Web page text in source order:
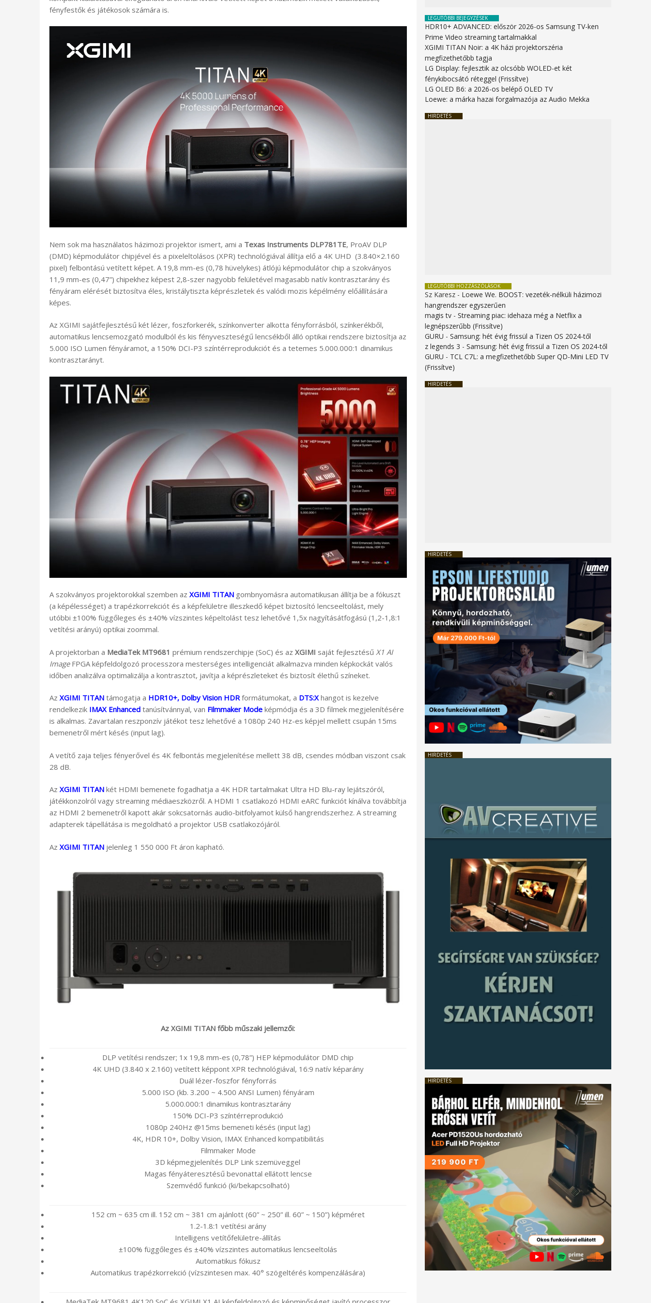
fényfestők és játékosok számára is.
Nem sok ma használatos házimozi projektor ismert, ami a Texas Instruments DLP781TE, ProAV DLP
(DMD) képmodulátor chipjével és a pixeleltolásos (XPR) technológiával állítja elő a 4K UHD (3.840×2.160
pixel) felbontású vetített képet. A 19,8 mm-es (0,78 hüvelykes) átlójú képmodulátor chip a szokványos
11,9 mm-es (0,47”) chipekhez képest 2,8-szer nagyobb felületével magasabb natív kontrasztarány és
fényáram elérését biztosítva éles, kristálytiszta képrészletek és valódi mozis képélmény előállítására
képes.
Az XGIMI sajátfejlesztésű két lézer, foszforkerék, színkonverter alkotta fényforrásból, színkerékből,
automatikus lencsemozgató modulból és kis fényveszteségű lencsékből álló optikai rendszere biztosítja az
5.000 ISO Lumen fényáramot, a 150% DCI-P3 színtérreprodukciót és a tetemes 5.000.000:1 dinamikus
kontrasztarányt.
A szokványos projektorokkal szemben az XGIMI TITAN gombnyomásra automatikusan állítja be a fókuszt
(a képélességet) a trapézkorrekciót és a képfelületre illeszkedő képet biztosító lencseeltolást, mely
utóbbi ±100% függőleges és ±40% vízszintes képeltolást tesz lehetővé 1,5x nagyításátfogású (1,2-1,8:1
vetítési arányú) optikai zoommal.
A projektorban a MediaTek MT9681 prémium rendszerchipje (SoC) és az XGIMI saját fejlesztésű X1 AI
ImageFPGA képfeldolgozó processzora mesterséges intelligenciát alkalmazva minden képkockát valós
időben analizálva optimalizálja a kontrasztot, javítja a képrészleteket és biztosít élethű színeket.
Az XGIMI TITAN támogatja a HDR10+, Dolby Vision HDRformátumokat, a DTS:Xhangot is kezelve
rendelkezik IMAX Enhanced tanúsítvánnyal, van Filmmaker Mode képmódja és a 3D filmek megjelenítésére
is alkalmas. Zavartalan reszponzív játékot tesz lehetővé a 1080p 240 Hz-es képjel mellett csupán 15ms
bemenetről mért késés (input lag).
A vetítő zaja teljes fényerővel és 4K felbontás megjelenítése mellett 38 dB, csendes módban viszont csak
28 dB.
Az XGIMI TITAN két HDMI bemenete fogadhatja a 4K HDR tartalmakat Ultra HD Blu-ray lejátszóról,
játékkonzolról vagy streaming médiaeszközről. A HDMI 1 csatlakozó HDMI eARC funkciót kínálva továbbítja
az HDMI 2 bemenetről kapott akár sokcsatornás audio-bitfolyamot külső hangrendszerhez. A streaming
adapterek tápellátása is megoldható a projektor USB csatlakozójáról.
Az XGIMI TITAN jelenleg 1 550 000 Ft áron kapható.
Az XGIMI TITAN főbb műszaki jellemzői:
DLP vetítési rendszer; 1x 19,8 mm-es (0,78”) HEP képmodulátor DMD chip
4K UHD (3.840 x 2.160) vetített képpont XPR technológiával, 16:9 natív képarány
Duál lézer-foszfor fényforrás
5.000 ISO (kb. 3.200 ~ 4.500 ANSI Lumen) fényáram
5.000.000:1 dinamikus kontrasztarány
150% DCI-P3 színtérreprodukció
1080p 240Hz @15ms bemeneti késés (input lag)
4K, HDR 10+, Dolby Vision, IMAX Enhanced kompatibilitás
Filmmaker Mode
3D képmegjelenítés DLP Link szemüveggel
Magas fényáteresztésű bevonattal ellátott lencse
Szemvédő funkció (ki/bekapcsolható)
152 cm ~ 635 cm ill. 152 cm ~ 381 cm ajánlott (60” ~ 250” ill. 60” ~ 150”) képméret
1.2-1.8:1 vetítési arány
Intelligens vetítőfelületre-állítás
±100% függőleges és ±40% vízszintes automatikus lencseeltolás
Automatikus fókusz
Automatikus trapézkorrekció (vízszintesen max. 40° szögeltérés kompenzálására)
LEGUTÓBBI BEJEGYZÉSEK
HDR10+ ADVANCED: először 2026-os Samsung TV-ken
Prime Video streaming tartalmakkal
XGIMI TITAN Noir: a 4K házi projektorszéria
megfizethetőbb tagja
LG Display: fejlesztik az olcsóbb WOLED-et két
fénykibocsátó réteggel (Frissítve)
LG OLED B6: a 2026-os belépő OLED TV
Loewe: a márka hazai forgalmazója az Audio Mekka
HIRDETÉS
LEGUTÓBBI HOZZÁSZÓLÁSOK
Sz Karesz - Loewe We. BOOST: vezeték-nélküli házimozi
hangrendszer egyszerűen
magis tv -Streaming piac: idehaza még a Netflix a
legnépszerűbb (Frissítve)
GURU -Samsung: hét évig frissül a Tizen OS 2024-től
z legends 3 -Samsung: hét évig frissül a Tizen OS 2024-től
GURU - TCL C7L: a megfizethetőbb Super QD-Mini LED TV
(Frissítve)
HIRDETÉS
HIRDETÉS
HIRDETÉS
HIRDETÉS